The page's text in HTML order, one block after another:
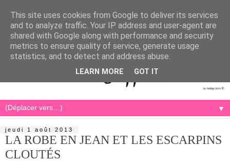
▼
jeudi 1 août 2013
LA ROBE EN JEAN ET LES ESCARPINS
CLOUTÉS
This site uses cookies from Google to deliver its services
and to analyze traffic. Your IP address and user-agent are
shared with Google along with performance and security
metrics to ensure quality of service, generate usage
statistics, and to detect and address abuse.
LEARN MORE GOT IT